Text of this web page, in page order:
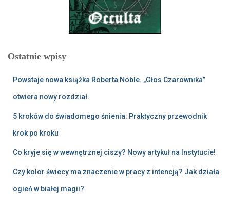
Ostatnie wpisy
Powstaje nowa książka Roberta Noble. „Głos Czarownika”
otwiera nowy rozdział.
5 kroków do świadomego śnienia: Praktyczny przewodnik
krok po kroku
Co kryje się w wewnętrznej ciszy? Nowy artykuł na Instytucie!
Czy kolor świecy ma znaczenie w pracy z intencją? Jak działa
ogień w białej magii?